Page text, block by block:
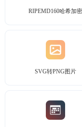
RIPEMD160哈希加密
SVG转PNG图片